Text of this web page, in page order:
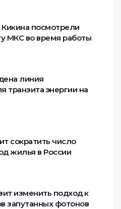
посмотрели
МКС во время работы
линия
транзита энергии на
сократить число
жилья в России
изменить подход к
запутанных фотонов